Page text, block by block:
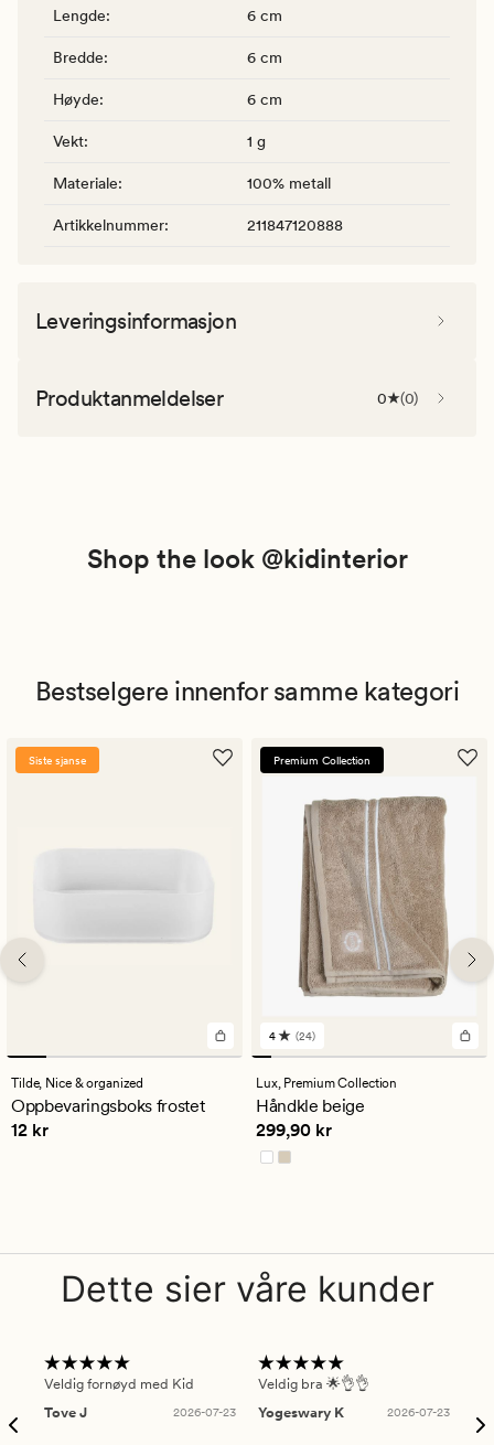
Lengde: 6 cm
Bredde: 6 cm
Høyde: 6 cm
Vekt: 1 g
Materiale: 100% metall
Artikkelnummer: 211847120888
Leveringsinformasjon
Produktanmeldelser 0 (0)
Shop the look @kidinterior
Bestselgere innenfor samme kategori
Siste sjanse
Tilde, Nice & organized
Oppbevaringsboks frostet
Pris 12 kr
12 kr
Premium Collection
24
anmeldelser
med
en
gjennomsnittlig
vurdering
på
4
4 (24)
Lux, Premium Collection
Håndkle beige
Pris 299,90 kr
299,90 kr
Dette sier våre kunder
Veldig fornøyd med Kid
Tove J
2026-07-23
Veldig bra 🌟👌👌
Yogeswary K
2026-07-23